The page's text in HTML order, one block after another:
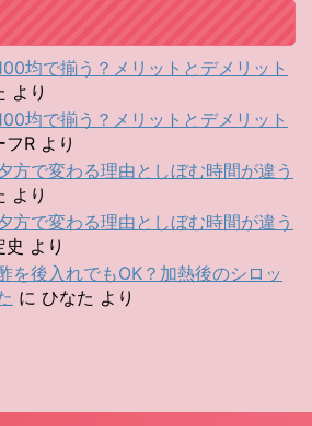
均で揃う？メリットとデメリット
より
均で揃う？メリットとデメリット
フR より
方で変わる理由としぼむ時間が違う
より
方で変わる理由としぼむ時間が違う
史 より
を後入れでもOK？加熱後のシロッ
に ひなた より